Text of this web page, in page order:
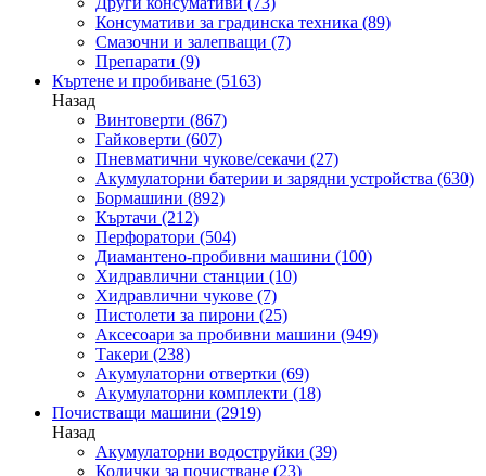
Консумативи за градинска техника (89)
Смазочни и залепващи (7)
Препарати (9)
Къртене и пробиване (5163)
Назад
Винтоверти (867)
Гайковерти (607)
Пневматични чукове/секачи (27)
Акумулаторни батерии и зарядни устройства (630)
Бормашини (892)
Къртачи (212)
Перфоратори (504)
Диамантено-пробивни машини (100)
Хидравлични станции (10)
Хидравлични чукове (7)
Пистолети за пирони (25)
Аксесоари за пробивни машини (949)
Такери (238)
Акумулаторни отвертки (69)
Акумулаторни комплекти (18)
Почистващи машини (2919)
Назад
Акумулаторни водоструйки (39)
Колички за почистване (23)